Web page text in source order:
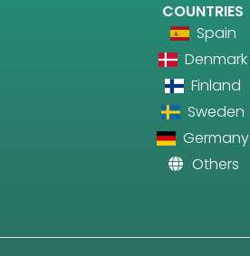
COUNTRIES
Spain
Denmark
Finland
Sweden
Germany
Others